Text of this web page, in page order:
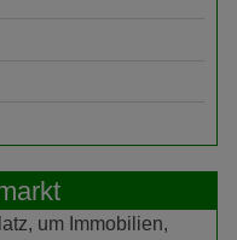
um Immobilien,